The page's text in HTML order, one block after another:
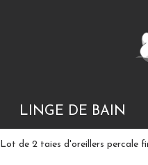
LINGE DE BAIN
Lot de 2 taies d'oreillers percale